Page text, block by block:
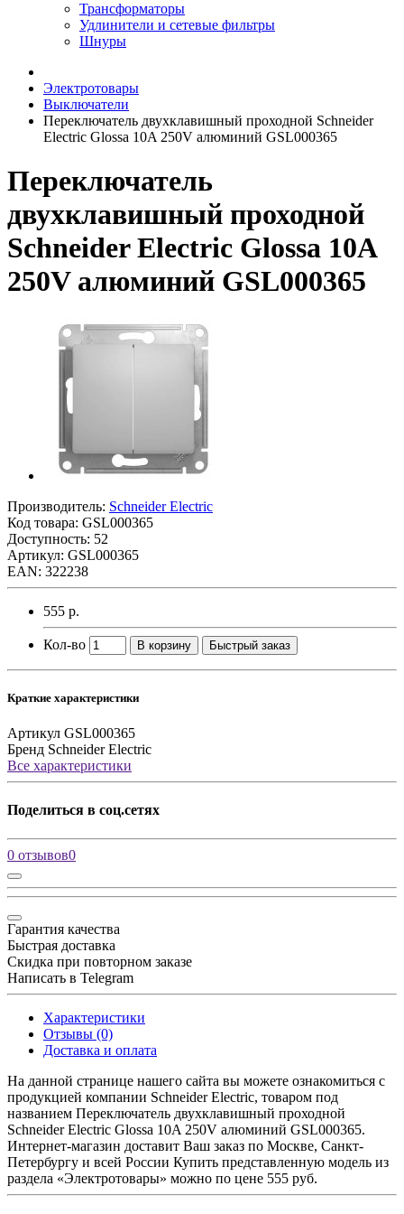
Трансформаторы
Удлинители и сетевые фильтры
Шнуры
Электротовары
Выключатели
Переключатель двухклавишный проходной Schneider
Electric Glossa 10A 250V алюминий GSL000365
Переключатель
двухклавишный проходной
Schneider Electric Glossa 10A
250V алюминий GSL000365
Производитель: Schneider Electric
Код товара: GSL000365
Доступность: 52
Артикул: GSL000365
EAN: 322238
555 р.
Кол-во В корзину Быстрый заказ
Краткие характеристики
Артикул GSL000365
Бренд Schneider Electric
Все характеристики
Поделиться в соц.сетях
0 отзывов0
Гарантия качества
Быстрая доставка
Скидка при повторном заказе
Написать в Telegram
Характеристики
Отзывы (0)
Доставка и оплата
На данной странице нашего сайта вы можете ознакомиться с
продукцией компании Schneider Electric, товаром под
названием Переключатель двухклавишный проходной
Schneider Electric Glossa 10A 250V алюминий GSL000365.
Интернет-магазин доставит Ваш заказ по Москве, Санкт-
Петербургу и всей России Купить представленную модель из
раздела «Электротовары» можно по цене 555 руб.